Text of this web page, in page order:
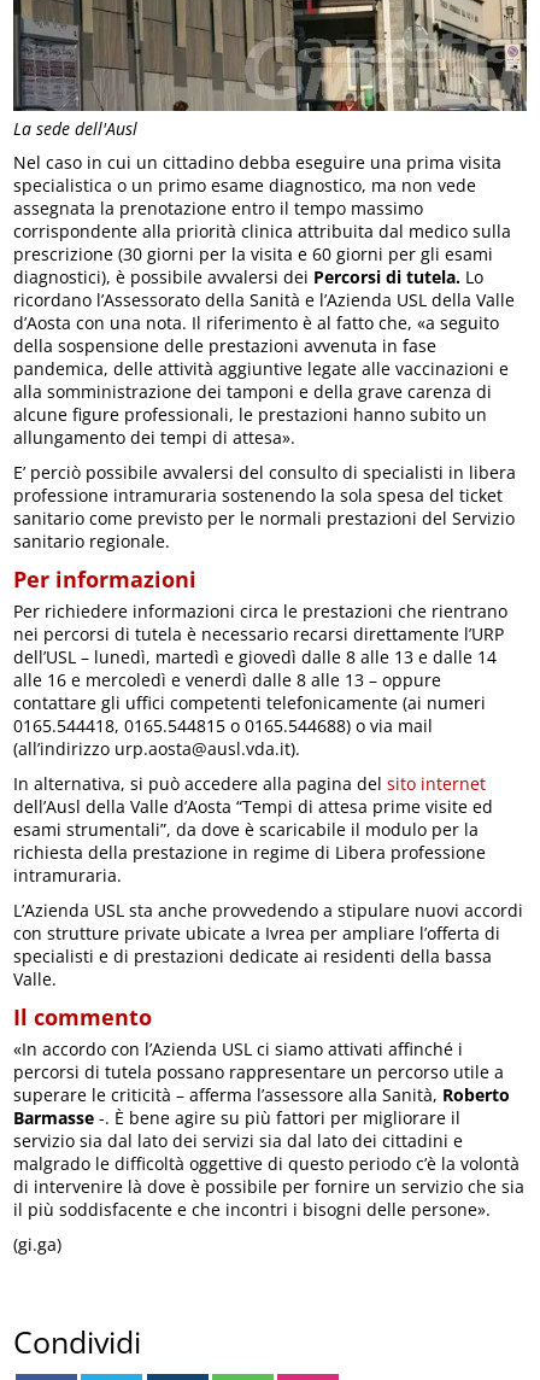
La sede dell'Ausl
Nel caso in cui un cittadino debba eseguire una prima visita
specialistica o un primo esame diagnostico, ma non vede
assegnata la prenotazione entro il tempo massimo
corrispondente alla priorità clinica attribuita dal medico sulla
prescrizione (30 giorni per la visita e 60 giorni per gli esami
diagnostici), è possibile avvalersi dei Percorsi di tutela. Lo
ricordano l’Assessorato della Sanità e l’Azienda USL della Valle
d’Aosta con una nota. Il riferimento è al fatto che, «a seguito
della sospensione delle prestazioni avvenuta in fase
pandemica, delle attività aggiuntive legate alle vaccinazioni e
alla somministrazione dei tamponi e della grave carenza di
alcune figure professionali, le prestazioni hanno subito un
allungamento dei tempi di attesa».
E’ perciò possibile avvalersi del consulto di specialisti in libera
professione intramuraria sostenendo la sola spesa del ticket
sanitario come previsto per le normali prestazioni del Servizio
sanitario regionale.
Per informazioni
Per richiedere informazioni circa le prestazioni che rientrano
nei percorsi di tutela è necessario recarsi direttamente l’URP
dell’USL – lunedì, martedì e giovedì dalle 8 alle 13 e dalle 14
alle 16 e mercoledì e venerdì dalle 8 alle 13 – oppure
contattare gli uffici competenti telefonicamente (ai numeri
0165.544418, 0165.544815 o 0165.544688) o via mail
(all’indirizzo urp.aosta@ausl.vda.it).
In alternativa, si può accedere alla pagina delsito internet
dell’Ausl della Valle d’Aosta “Tempi di attesa prime visite ed
esami strumentali”, da dove è scaricabile il modulo per la
richiesta della prestazione in regime di Libera professione
intramuraria.
L’Azienda USL sta anche provvedendo a stipulare nuovi accordi
con strutture private ubicate a Ivrea per ampliare l’offerta di
specialisti e di prestazioni dedicate ai residenti della bassa
Valle.
Il commento
«In accordo con l’Azienda USL ci siamo attivati affinché i
percorsi di tutela possano rappresentare un percorso utile a
superare le criticità – afferma l’assessore alla Sanità, Roberto
Barmasse -. È bene agire su più fattori per migliorare il
servizio sia dal lato dei servizi sia dal lato dei cittadini e
malgrado le difficoltà oggettive di questo periodo c’è la volontà
di intervenire là dove è possibile per fornire un servizio che sia
il più soddisfacente e che incontri i bisogni delle persone».
(gi.ga)
Condividi